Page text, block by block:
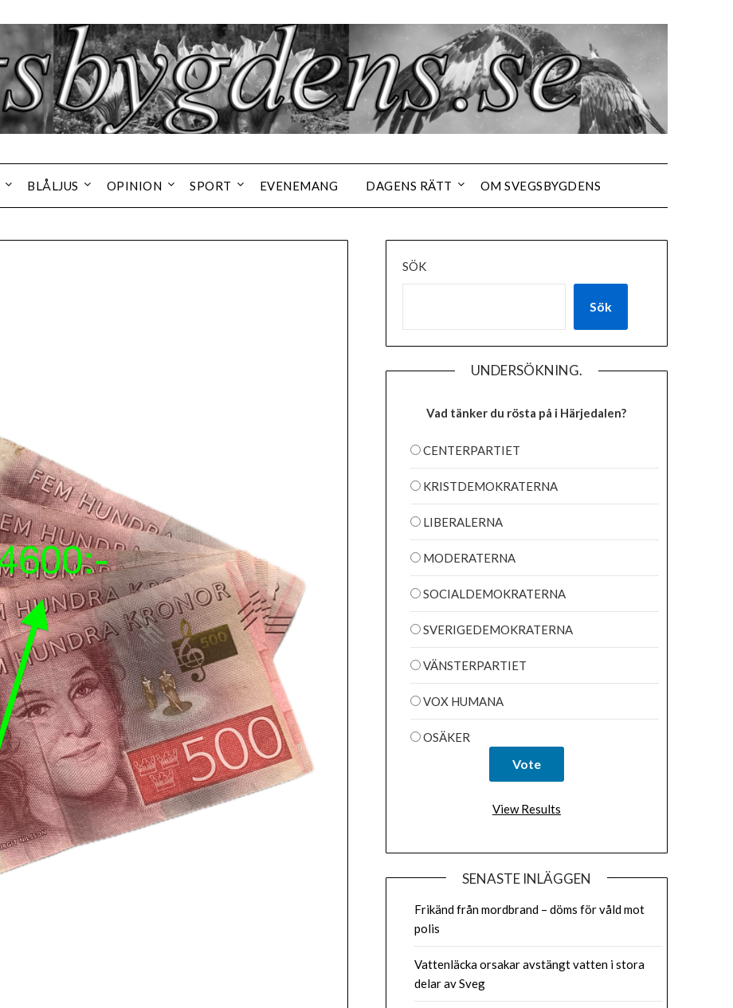
BLÅLJUS OPINION SPORT EVENEMANG DAGENS RÄTT OM SVEGSBYGDENS
SÖK
Sök
UNDERSÖKNING.
Vad tänker du rösta på i Härjedalen?
CENTERPARTIET
KRISTDEMOKRATERNA
LIBERALERNA
MODERATERNA
SOCIALDEMOKRATERNA
SVERIGEDEMOKRATERNA
VÄNSTERPARTIET
VOX HUMANA
OSÄKER
View Results
SENASTE INLÄGGEN
Frikänd från mordbrand – döms för våld mot
polis
Vattenläcka orsakar avstängt vatten i stora
delar av Sveg